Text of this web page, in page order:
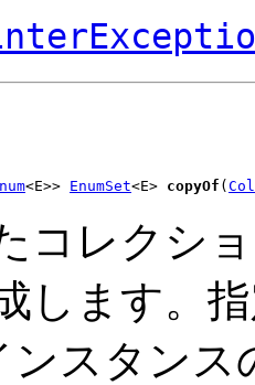
<E>> EnumSet<E> copyOf (
コレクシ
します。
ンスタンス